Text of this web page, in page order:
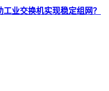
业交换机实现稳定组网？